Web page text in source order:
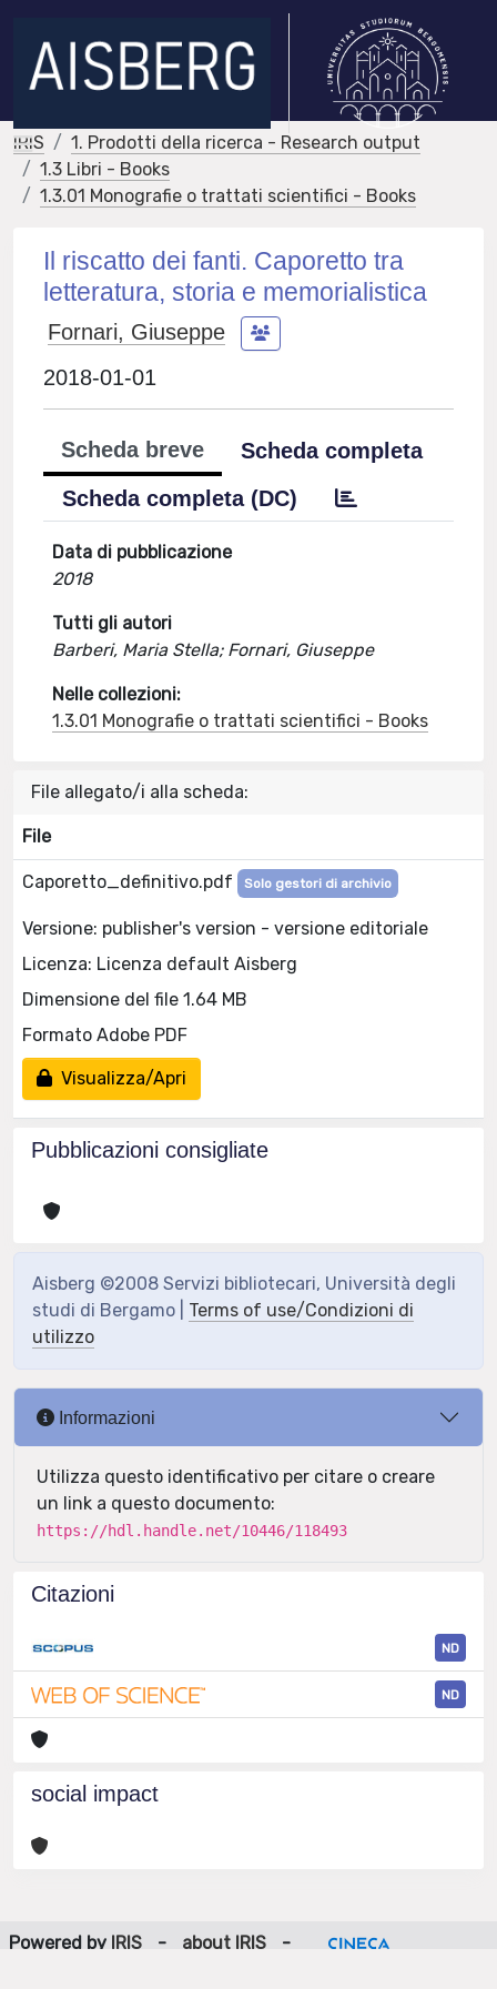
IRIS
1. Prodotti della ricerca - Research output
1.3 Libri - Books
1.3.01 Monografie o trattati scientifici - Books
Il riscatto dei fanti. Caporetto tra
letteratura, storia e memorialistica
Fornari, Giuseppe
2018-01-01
Scheda breve
Scheda completa
Scheda completa (DC)
Data di pubblicazione
2018
Tutti gli autori
Barberi, Maria Stella; Fornari, Giuseppe
Nelle collezioni:
1.3.01 Monografie o trattati scientifici - Books
File allegato/i alla scheda:
File
Caporetto_definitivo.pdf Solo gestori di archivio
Versione: publisher's version - versione editoriale
Licenza: Licenza default Aisberg
Dimensione del file 1.64 MB
Formato Adobe PDF
Visualizza/Apri
Pubblicazioni consigliate
Aisberg ©2008 Servizi bibliotecari, Università degli
studi di Bergamo | Terms of use/Condizioni di
utilizzo
Informazioni
Utilizza questo identificativo per citare o creare
un link a questo documento:
https://hdl.handle.net/10446/118493
Citazioni
ND
ND
social impact
Powered by IRIS - about IRIS
-